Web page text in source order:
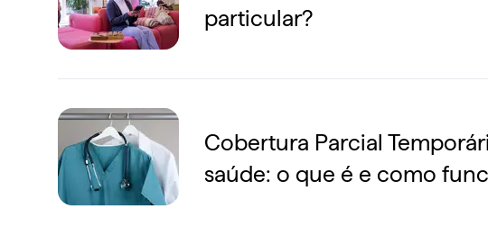
particular?
Cobertura Parcial
saúde: o que é e como